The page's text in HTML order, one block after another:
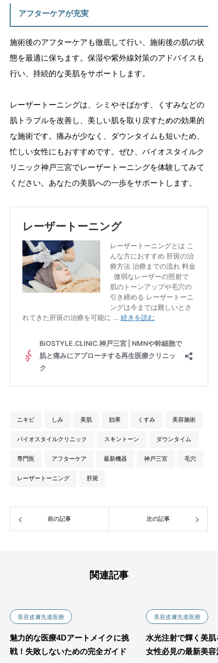
アフターケアが充実
施術後のアフターケアも徹底して行い、施術後の肌の状
態を最適に保ちます。保湿や紫外線対策のアドバイスも
行い、持続的な美肌をサポートします。
レーザートーニングは、シミやそばかす、くすみなどの
肌トラブルを改善し、美しい肌を取り戻すための効果的
な施術です。痛みが少なく、ダウンタイムも短いため、
忙しい女性にもおすすめです。ぜひ、バイオスタイルク
リニック神戸三宮でレーザートーニングを体験してみて
ください。あなたの美肌への一歩をサポートします。
ニキビ しみ 美肌 効果 くすみ 美容施術
バイオスタイルクリニック スキントーン ダウンタイム
専門医 アフターケア 最新機器 神戸三宮 毛穴
レーザートーニング 肝斑
前の記事 次の記事
関連記事
美容皮膚先進医療
魅力的な医療4Dアートメイクに挑
戦！失敗しないための完全ガイド
美容皮膚先進医療
水光注射で輝く美
女性必見の最新美